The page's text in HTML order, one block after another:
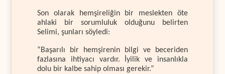
Son olarak hemşireliğin bir meslekten öte
ahlaki bir sorumluluk olduğunu belirten
Selimi, şunları söyledi:
“Başarılı bir hemşirenin bilgi ve beceriden
fazlasına ihtiyacı vardır. İyilik ve insanlıkla
dolu bir kalbe sahip olması gerekir.”